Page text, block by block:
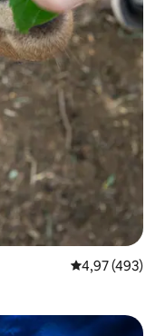
4,97 de uma
4,97 (493)